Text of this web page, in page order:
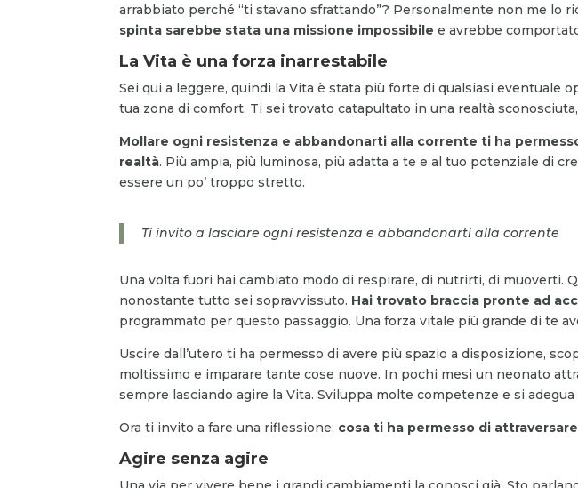
arrabbiato perché “ti stavano sfrattando”? Personalmente non me lo
spinta sarebbe stata una missione impossibile e avrebbe
La Vita è una forza inarrestabile
Sei qui a leggere, quindi la Vita è stata più forte di qualsiasi eventuale
tua zona di comfort. Ti sei trovato catapultato in una realtà
Mollare ogni resistenza e abbandonarti alla corrente ti ha
realtà. Più ampia, più luminosa, più adatta a te e al tuo potenziale di
essere un po’ troppo stretto.
Ti invito a lasciare ogni resistenza e abbandonarti alla corrente
Una volta fuori hai cambiato modo di respirare, di nutrirti, di muoverti.
nonostante tutto sei sopravvissuto. Hai trovato braccia pronte ad
programmato per questo passaggio. Una forza vitale più grande di te
Uscire dall’utero ti ha permesso di avere più spazio a disposizione,
moltissimo e imparare tante cose nuove. In pochi mesi un neonato
sempre lasciando agire la Vita. Sviluppa molte competenze e si
Ora ti invito a fare una riflessione: cosa ti ha permesso di
Agire senza agire